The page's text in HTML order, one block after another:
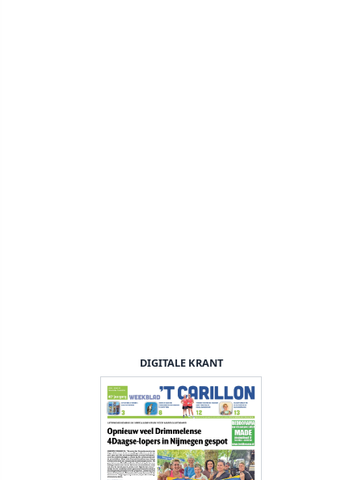
DIGITALE KRANT